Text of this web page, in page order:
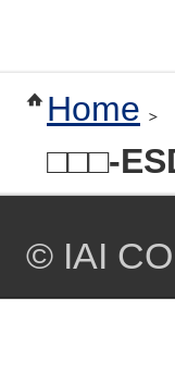
Home
□□□-
© IAI